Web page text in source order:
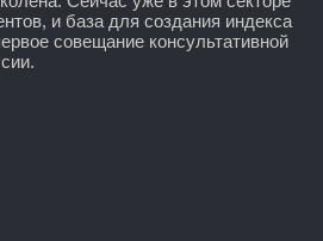
и база для создания индекса
совещание консультативной